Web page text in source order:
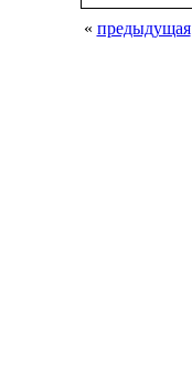
« предыдущая